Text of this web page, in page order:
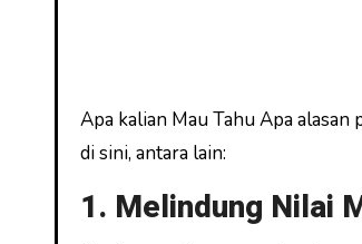
Apa kalian Mau Tahu Apa
di sini, antara lain:
1. Melindung Nilai